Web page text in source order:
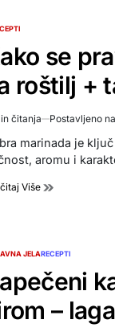
se
roštilj +
čitanja Postavljeno na
marinada je
aromu i
Više
JELARECEPTI
–